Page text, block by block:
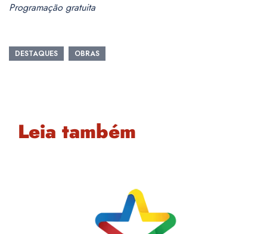
Programação gratuita
DESTAQUES OBRAS
Leia também